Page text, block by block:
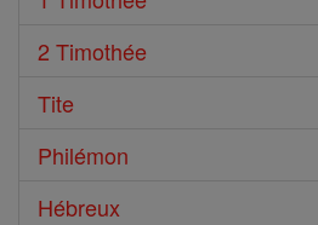
2 Timothée
Tite
Philémon
Hébreux